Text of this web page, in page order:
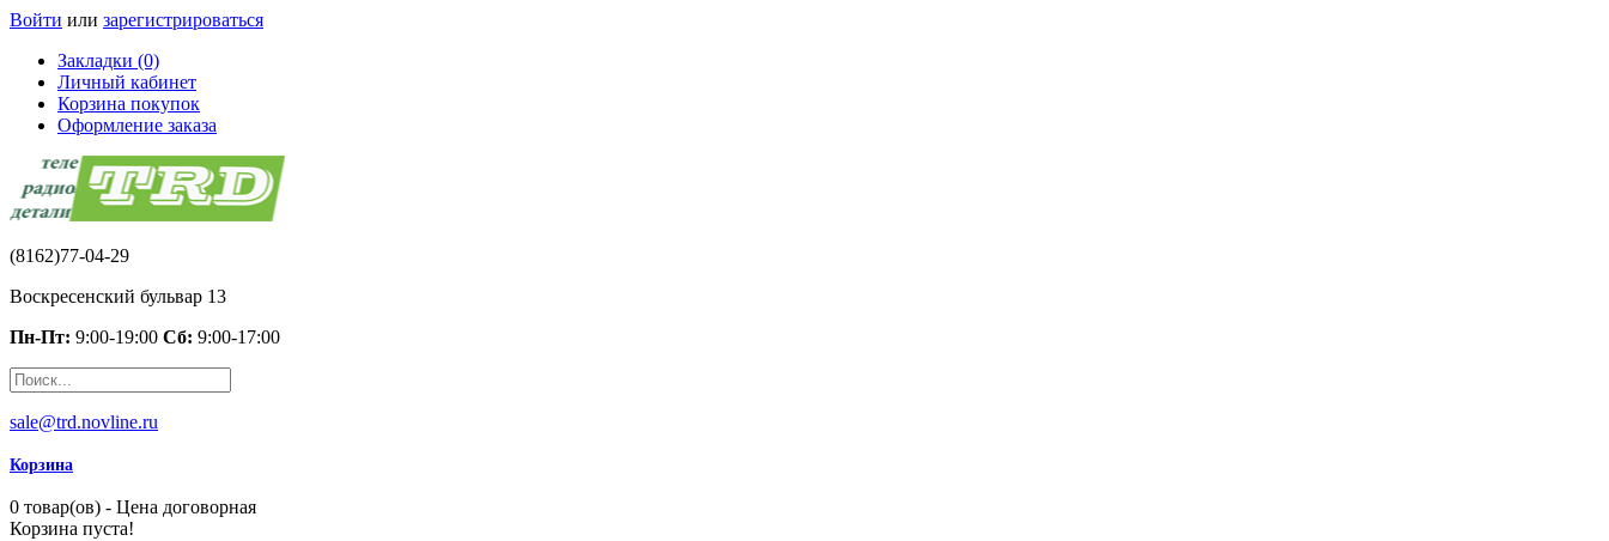
Войти или зарегистрироваться
Закладки (0)
Личный кабинет
Корзина покупок
Оформление заказа
(8162)77-04-29
Воскресенский бульвар 13
Пн-Пт: 9:00-19:00 Сб: 9:00-17:00
sale@trd.novline.ru
Корзина
0 товар(ов) - Цена договорная
Корзина пуста!